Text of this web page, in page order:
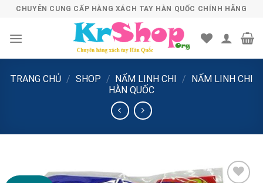
Skip
content
CHUYÊN CUNG CẤP HÀNG XÁCH TAY HÀN QUỐC CHÍNH HÃNG
TRANG CHỦ / SHOP / NẤM LINH CHI / NẤM LINH CHI
HÀN QUỐC